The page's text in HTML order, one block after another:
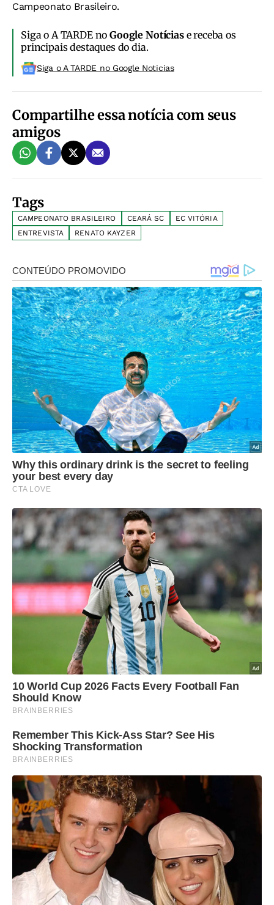
Campeonato Brasileiro.
Siga o A TARDE noGoogle Notíciase receba os
principais destaques do dia.
Siga o A TARDE no Google Noticias
Compartilhe essa notícia com seus
amigos
Tags
CAMPEONATO BRASILEIRO CEARÁ SC
EC VITÓRIA
ENTREVISTA
RENATO KAYZER